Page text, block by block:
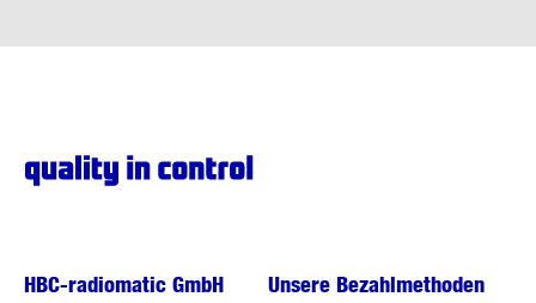
HBC-radiomatic GmbH
Unsere Bezahlmethoden